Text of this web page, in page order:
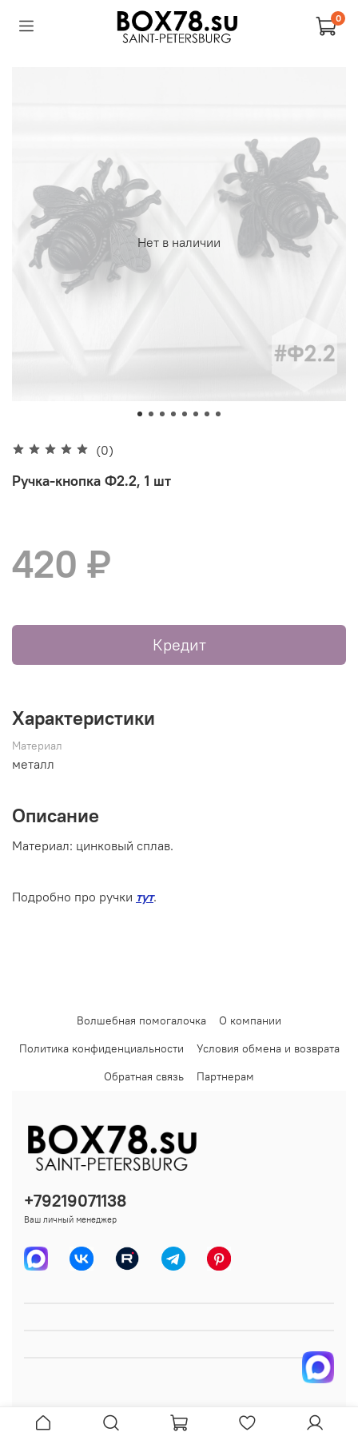
0
Нет в наличии
(0)
Ручка-кнопка Ф2.2, 1 шт
420 ₽
Кредит
Характеристики
Материал
металл
Описание
Материал: цинковый сплав.
Подробно про ручки тут.
Волшебная помогалочка
О компании
Политика конфиденциальности
Условия обмена и возврата
Обратная связь
Партнерам
+79219071138
Ваш личный менеджер